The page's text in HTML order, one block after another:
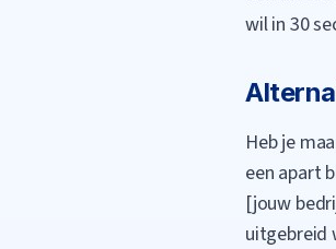
wil in 30
Heb je
een apart
[jouw
uitgebreid